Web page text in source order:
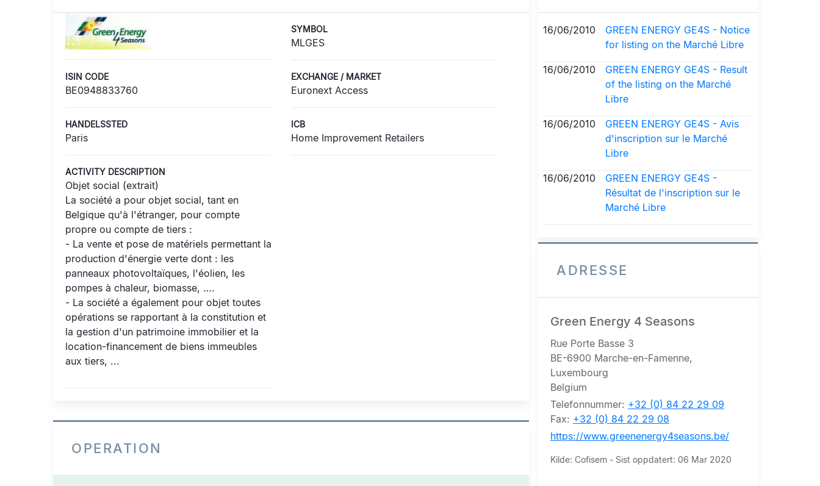
SYMBOL
MLGES
ISIN CODE
BE0948833760
EXCHANGE / MARKET
Euronext Access
HANDELSSTED
Paris
ICB
Home Improvement Retailers
ACTIVITY DESCRIPTION
Objet social (extrait)
La société a pour objet social, tant en
Belgique qu'à l'étranger, pour compte
propre ou compte de tiers :
- La vente et pose de matériels permettant la
production d'énergie verte dont : les
panneaux photovoltaïques, l'éolien, les
pompes à chaleur, biomasse, ….
- La société a également pour objet toutes
opérations se rapportant à la constitution et
la gestion d'un patrimoine immobilier et la
location-financement de biens immeubles
aux tiers, ...
OPERATION
16/06/2010
GREEN ENERGY GE4S - Notice
for listing on the Marché Libre
16/06/2010
GREEN ENERGY GE4S - Result
of the listing on the Marché
Libre
16/06/2010
GREEN ENERGY GE4S - Avis
d'inscription sur le Marché
Libre
16/06/2010
GREEN ENERGY GE4S -
Résultat de l'inscription sur le
Marché Libre
ADRESSE
Green Energy 4 Seasons
Rue Porte Basse 3
BE-6900 Marche-en-Famenne,
Luxembourg
Belgium
Telefonnummer: +32 (0) 84 22 29 09
Fax: +32 (0) 84 22 29 08
https://www.greenenergy4seasons.be/
Kilde: Cofisem - Sist oppdatert: 06 Mar 2020